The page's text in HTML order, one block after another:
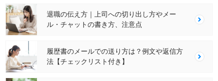
退職の伝え方｜上司への切り出し方やメー
ル・チャットの書き方、注意点
履歴書のメールでの送り方は？例文や返信方
法【チェックリスト付き】